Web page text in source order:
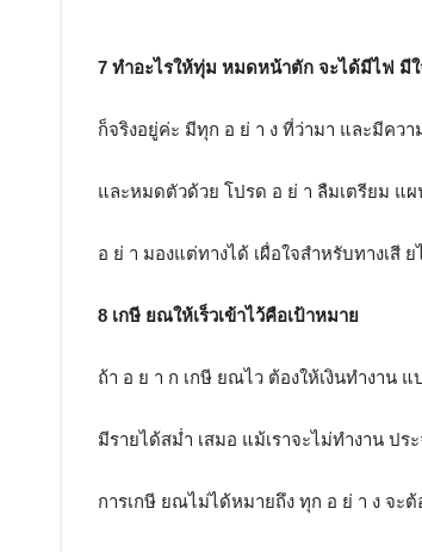
7 ทำอะไรให้ทุ่ม หมดหน้าตัก จะได้มีไฟ มี
ก็จริงอยู่ค่ะ มีทุก อ ย่ า ง ที่ว่ามา และมีควา
และหมดตัวด้วย โปรด อ ย่ า ลืมเตรียม แผ
อ ย่ า มองแต่ทางได้ เผื่อใจสำหรับทางเสี
8 เกษี ยณให้เร็วเข้าไว้คือเป้าหมาย
ถ้า อ ย า ก เกษี ยณไว ต้องให้เงินทำงาน
มีรายได้สม่ำ เสมอ แม้เราจะไม่ทำงาน ปร
การเกษี ยณไม่ได้หมายถึง ทุก อ ย่ า ง จะ